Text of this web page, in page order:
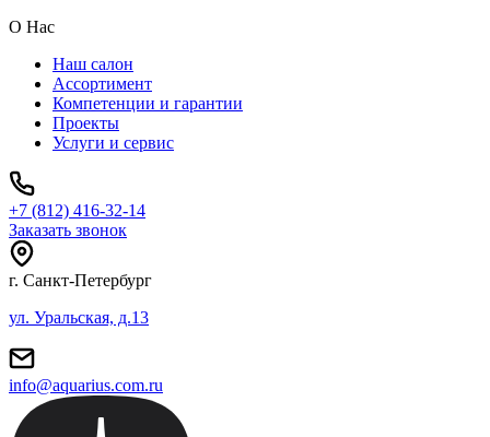
О Нас
Наш салон
Ассортимент
Компетенции и гарантии
Проекты
Услуги и сервис
+7 (812) 416-32-14
Заказать звонок
г. Санкт-Петербург
ул. Уральская, д.13
info@aquarius.com.ru